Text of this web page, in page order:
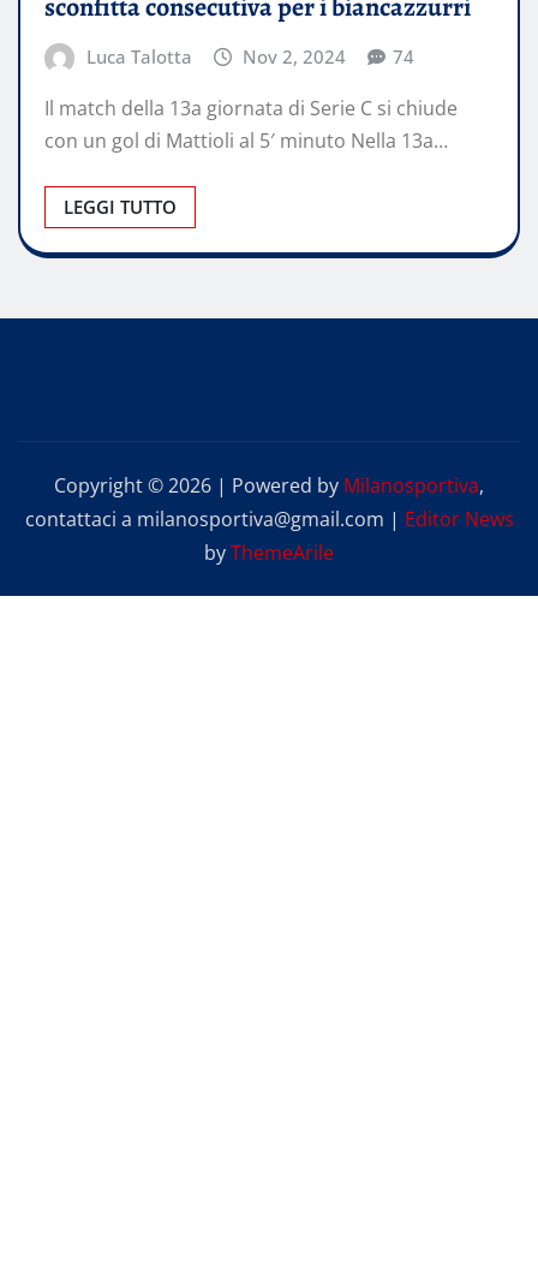
Luca Talotta Nov 2, 2024 74
Il match della 13a giornata di Serie C si chiude
con un gol di Mattioli al 5′ minuto Nella 13a…
LEGGI TUTTO
Copyright © 2026 | Powered by Milanosportiva,
contattaci a milanosportiva@gmail.com | Editor News
byThemeArile